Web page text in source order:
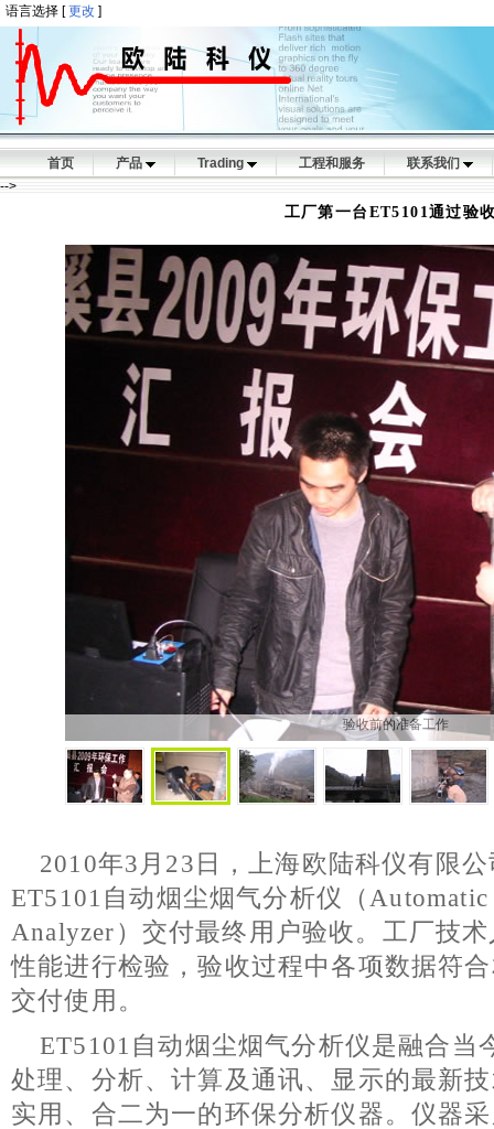
语言选择 [更改 ]
首页 产品 Trading 工程和服务
联系我们
-->
工厂第一台ET5101通过验
验收前的准备工作
2010年3月23日，上海欧陆科仪有限
ET5101自动烟尘烟气分析仪（Automatic
Analyzer）交付最终用户验收。工厂技
性能进行检验，验收过程中各项数据符
交付使用。
ET5101自动烟尘烟气分析仪是融合当
处理、分析、计算及通讯、显示的最新
实用、合二为一的环保分析仪器。仪器